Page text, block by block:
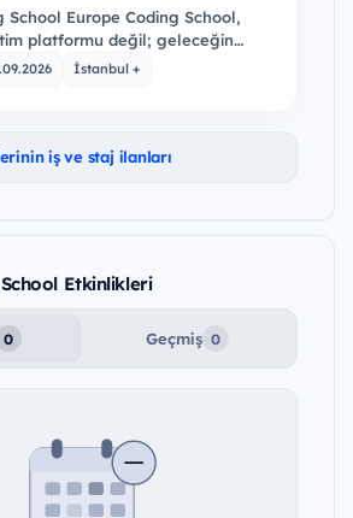
School Europe Coding School,
platformu değil; geleceğin
yetiştiren, sınırları aşan bir eğitim
İstanbul +
iş ve staj ilanları
Etkinlikleri
0 Geçmiş 0